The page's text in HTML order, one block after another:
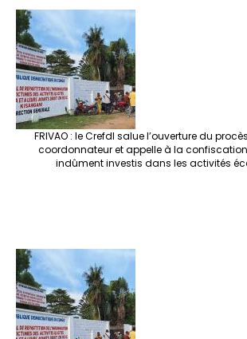
FRIVAO : le Crefdl salue l’ouverture du
coordonnateur et appelle à la
indûment investis dans les activités